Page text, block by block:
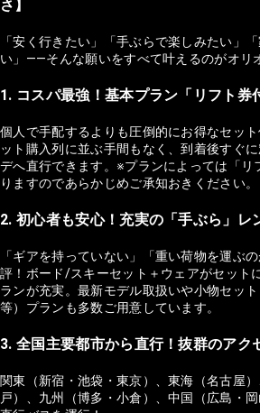
さ】
「安く行きたい」「手ぶらで楽しみたい」
い」——そんな願いをすべて叶えるのがオリ
1. コスパ最強！基本プラン「リフト券
個人で手配するよりも圧倒的にお得なセッ
ット購入列に並ぶ手間もなく、到着後すぐ
デへ直行できます。※プランによっては「リ
りますのであらかじめご承知おきください。
2. 初心者も安心！充実の「手ぶら」レ
「ギアを持っていない」「重い荷物を運ぶ
評！ボード/スキーセット＋ウェアがセット
ランが充実。最新モデル取扱いや小物セッ
等）プランも多数ご用意しています。
3. 全国主要都市から直行！抜群のアク
関東（新宿・池袋・東京）、東海（名古屋
戸）、九州（博多・小倉）、中国（広島・